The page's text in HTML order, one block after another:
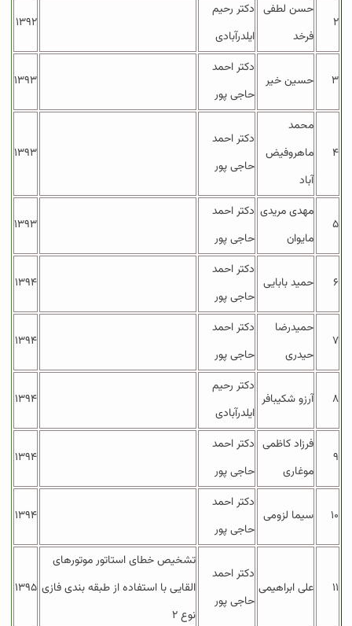
۲
حسن لطفی
فرخد
دکتر رحیم
ایلدرآبادی
۱۳۹۲
۳ حسین خیر
دکتر احمد
حاجی پور
۱۳۹۳
۴
محمد
ماهروفیض
آباد
دکتر احمد
حاجی پور
۱۳۹۳
۵
مهدی مریدی
مایوان
دکتر احمد
حاجی پور
۱۳۹۳
۶ حمید بابایی
دکتر احمد
حاجی پور
۱۳۹۴
۷
حمیدرضا
حیدری
دکتر احمد
حاجی پور
۱۳۹۴
۸ آرزو شکیبافر
دکتر رحیم
ایلدرآبادی
۱۳۹۴
۹
فرزاد کاظمی
موغاری
دکتر احمد
حاجی پور
۱۳۹۴
۱۰ سیما لزومی
دکتر احمد
حاجی پور
۱۳۹۴
۱۱ علی ابراهیمی
دکتر احمد
حاجی پور
تشخیص خطای استاتور موتورهای
القایی با استفاده از طبقه بندی فازی
نوع ۲
۱۳۹۵